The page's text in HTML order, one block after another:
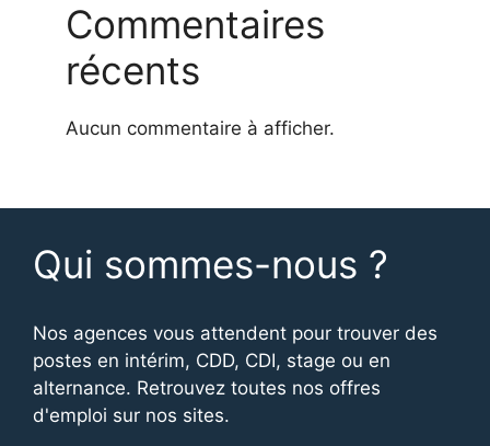
Commentaires
récents
Aucun commentaire à afficher.
Qui sommes-nous ?
Nos agences vous attendent pour trouver des
postes en intérim, CDD, CDI, stage ou en
alternance. Retrouvez toutes nos offres
d'emploi sur nos sites.